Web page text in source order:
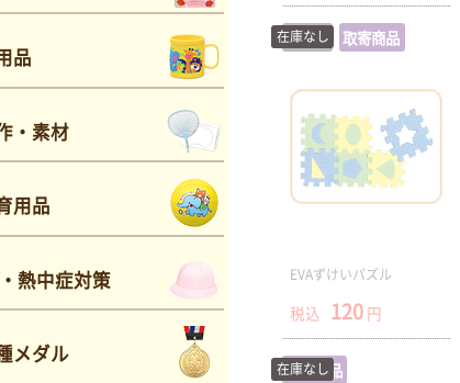
品
・素材
用品
熱中症対策
メダル
在庫切 取寄商品
EVAずけいパズル
税込 120 円
在庫なし
取寄商品
在庫なし